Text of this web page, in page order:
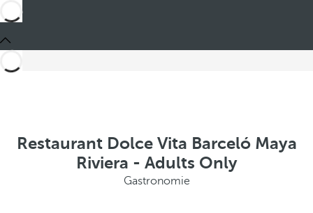
Restaurant Dolce Vita Barceló Maya
Riviera - Adults Only
Gastronomie